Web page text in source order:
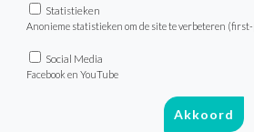
Menu van de dag
VeganChallenge
Statistieken
Anonieme statistieken om de site te verbeteren
Social Media
Facebook en YouTube
Akkoord